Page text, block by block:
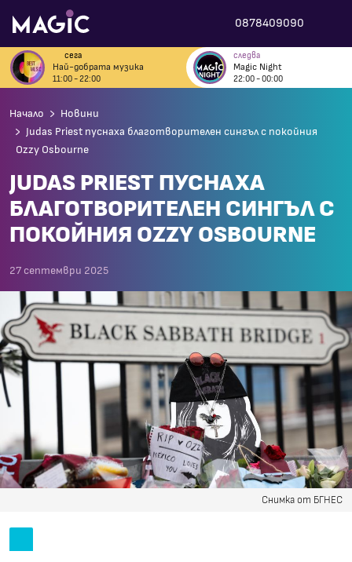
0878409090
сега
Най-добрата музика
11:00 - 22:00
следва
Magic Night
22:00 - 00:00
Начало
Новини
Judas Priest пуснаха благотворителен сингъл с покойния
Ozzy Osbourne
JUDAS PRIEST ПУСНАХА
БЛАГОТВОРИТЕЛЕН СИНГЪЛ С
ПОКОЙНИЯ OZZY OSBOURNE
27 септември 2025
Снимка от БГНЕС